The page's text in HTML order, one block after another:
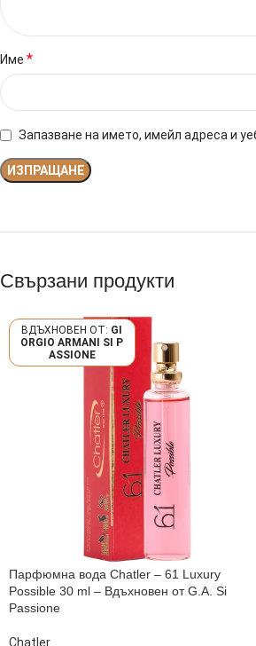
Име *
Запазване на името, имейл адреса и
Свързани продукти
GI
ORGIO ARMANI SI P
ASSIONE
Парфюмна вода Chatler – 61 Luxury
Possible 30 ml – Вдъхновен от G.A. Si
Passione
Chatler